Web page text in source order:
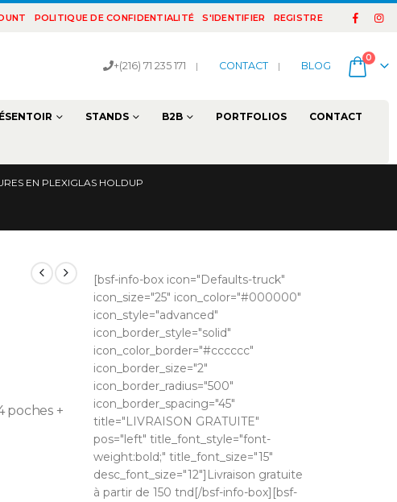
POLITIQUE DE CONFIDENTIALITÉ S'IDENTIFIER REGISTRE
+(216) 71 235 171 | CONTACT | BLOG
0
STANDS B2B PORTFOLIOS CONTACT
EN PLEXIGLAS HOLDUP
poches +
[bsf-info-box icon="Defaults-truck"
icon_size="25" icon_color="#000000"
icon_style="advanced"
icon_border_style="solid"
icon_color_border="#cccccc"
icon_border_size="2"
icon_border_radius="500"
icon_border_spacing="45"
title="LIVRAISON GRATUITE"
pos="left" title_font_style="font-
weight:bold;" title_font_size="15"
desc_font_size="12"]Livraison gratuite
à partir de 150 tnd[/bsf-info-box][bsf-